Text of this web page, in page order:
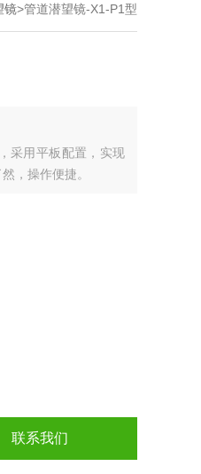
镜>管道潜望镜-X1-P1型
采用平板配置，实现
，操作便捷。
联系我们